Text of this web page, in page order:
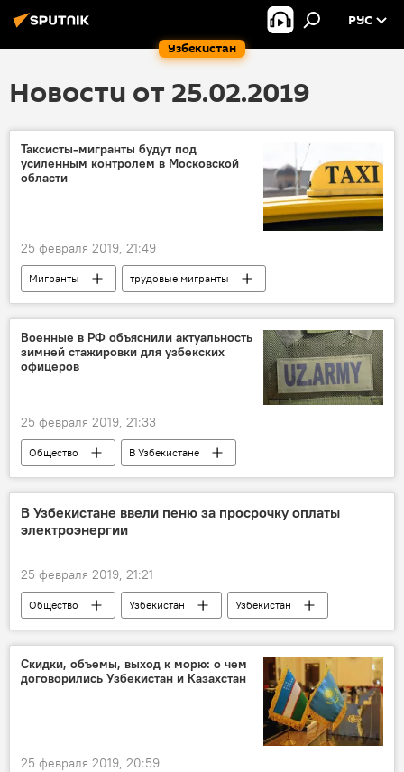
Узбекистан
РУС
Новости от 25.02.2019
Таксисты-мигранты будут под
усиленным контролем в Московской
области
25 февраля 2019, 21:49
Мигранты
трудовые мигранты
такси
таксист
Москва
Москва
Россия
Военные в РФ объяснили актуальность
зимней стажировки для узбекских
офицеров
25 февраля 2019, 21:33
Общество В Узбекистане
В Узбекистане ввели пеню за просрочку оплаты
электроэнергии
25 февраля 2019, 21:21
Общество Узбекистан
Узбекистан
Ташкент
электроэнергия
Узбекэнерго
Скидки, объемы, выход к морю: о чем
договорились Узбекистан и Казахстан
25 февраля 2019, 20:59